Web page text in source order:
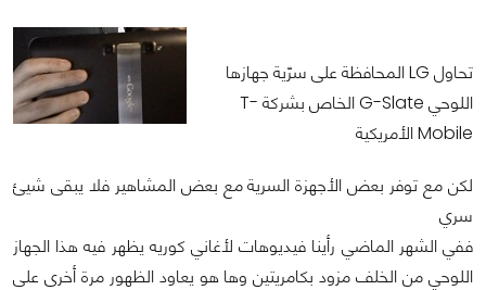
تحاول LG المحافظة على سرّية جهازها
اللوحي G-Slate الخاص بشركة T-
Mobile الأمريكية
لكن مع توفر بعض الأجهزة السرية مع بعض المشاهير فلا يبقى شيئ
سري
ففي الشهر الماضي رأينا فيديوهات لأغاني كوريه يظهر فيه هذا الجهاز
اللوحي من الخلف مزود بكامريتين وها هو يعاود الظهور مرة أخرى على